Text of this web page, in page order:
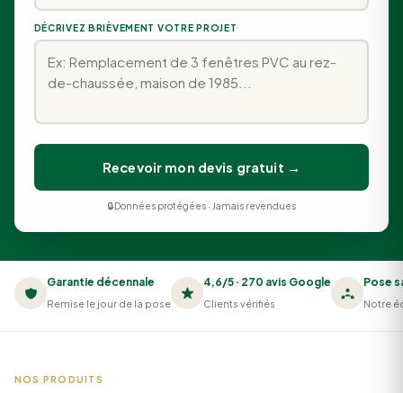
DÉCRIVEZ BRIÈVEMENT VOTRE PROJET
Recevoir mon devis gratuit →
🔒 Données protégées · Jamais revendues
Garantie décennale
Remise le jour de la pose
4,6/5 · 270 avis Google
Clients vérifiés
Pose
Notre
NOS PRODUITS